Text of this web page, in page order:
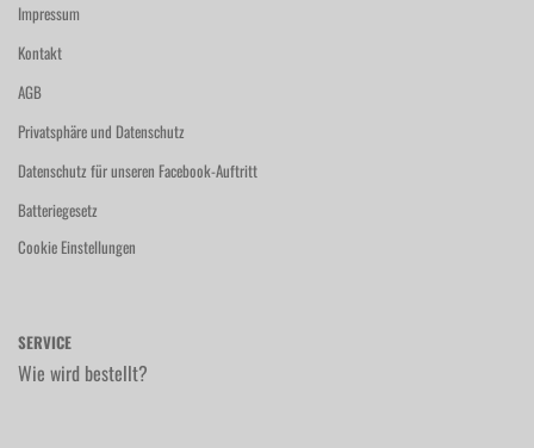
Impressum
Kontakt
AGB
Privatsphäre und Datenschutz
Datenschutz für unseren Facebook-Auftritt
Batteriegesetz
Cookie Einstellungen
SERVICE
Wie wird bestellt?